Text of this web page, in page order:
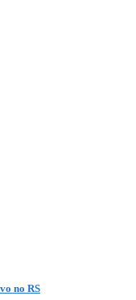
no RS